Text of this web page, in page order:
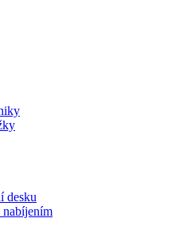
desku
nabíjením